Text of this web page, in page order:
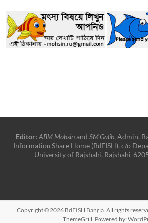
Editor: ABM MohsinandSM Galib, Admin,
Information Share Home (BdFISH), c/o
University of Rajshahi, Rajshahi-
Copyright © 2026 BdFISH Bangla. All rights
ThemeGrill. Powered by: